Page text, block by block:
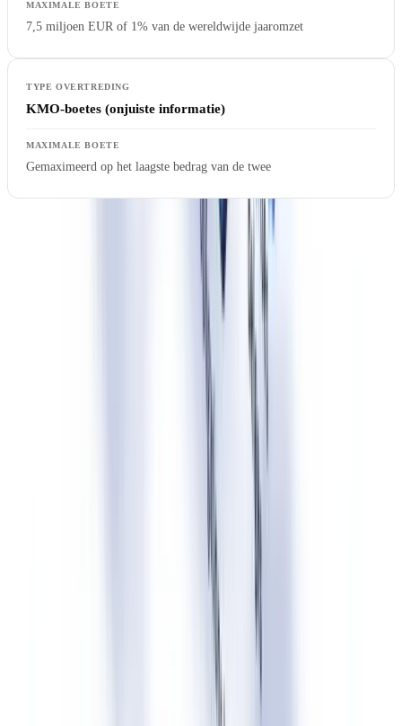
7,5 miljoen EUR of 1% van de wereldwijde jaaromzet
KMO-boetes (onjuiste informatie)
Gemaximeerd op het laagste bedrag van de twee
In Nederland zijn de handhavingsbevoegdheden verdeeld. De
is aangewezen als
Autoriteit Persoonsgegevens
als toezichthouder voor AI-gerelateerde gegevensbescherming. In de
financiële sector spelen ook de DNB en de AFM een
openbaarmakingsmelding geeft bij een AI-chatbot en tegelijkertijd
Compliance-tijdlijn: kritieke data